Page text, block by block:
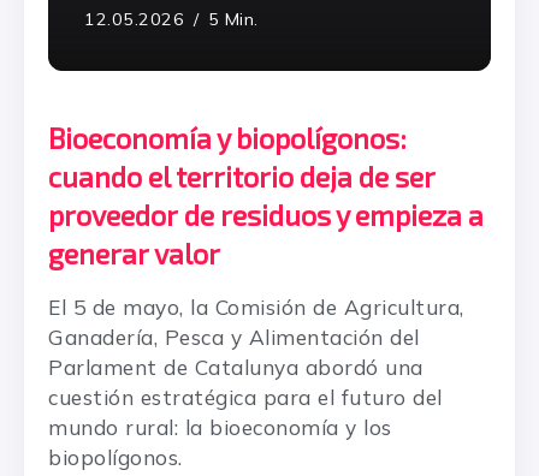
12.05.2026 5 Min.
Bioeconomía y biopolígonos:
cuando el territorio deja de ser
proveedor de residuos y empieza a
generar valor
El 5 de mayo, la Comisión de Agricultura,
Ganadería, Pesca y Alimentación del
Parlament de Catalunya abordó una
cuestión estratégica para el futuro del
mundo rural: la bioeconomía y los
biopolígonos.